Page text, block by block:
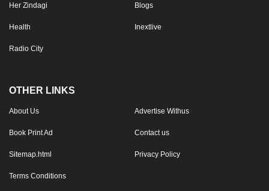
Her Zindagi Blogs
Health Inextlive
Radio City
OTHER LINKS
About Us Advertise Withus
Book Print Ad Contact us
Sitemap.html Privacy Policy
Terms Conditions